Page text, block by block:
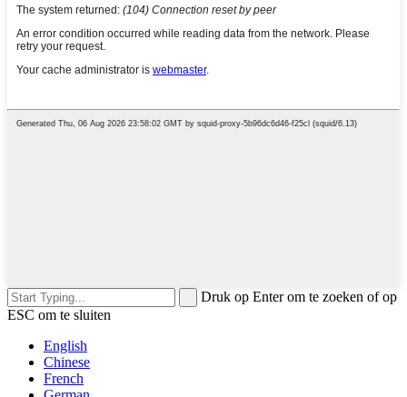
Druk op Enter om te zoeken of op
ESC om te sluiten
English
Chinese
French